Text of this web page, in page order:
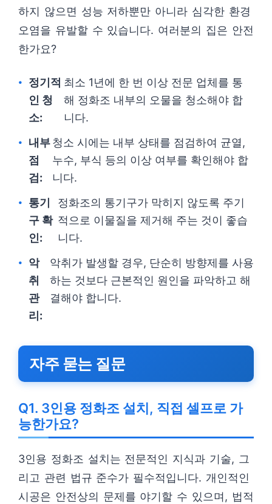
하지 않으면 성능 저하뿐만 아니라 심각한 환경
오염을 유발할 수 있습니다. 여러분의 집은 안전
한가요?
정기적
인 청
소:
최소 1년에 한 번 이상 전문 업체를 통
해 정화조 내부의 오물을 청소해야 합
니다.
내부
점
검:
청소 시에는 내부 상태를 점검하여 균열,
누수, 부식 등의 이상 여부를 확인해야 합
니다.
통기
구 확
인:
정화조의 통기구가 막히지 않도록 주기
적으로 이물질을 제거해 주는 것이 좋습
니다.
악
취
관
리:
악취가 발생할 경우, 단순히 방향제를 사용
하는 것보다 근본적인 원인을 파악하고 해
결해야 합니다.
자주 묻는 질문
Q1. 3인용 정화조 설치, 직접 셀프로 가
능한가요?
3인용 정화조 설치는 전문적인 지식과 기술, 그
리고 관련 법규 준수가 필수적입니다. 개인적인
시공은 안전상의 문제를 야기할 수 있으며, 법적